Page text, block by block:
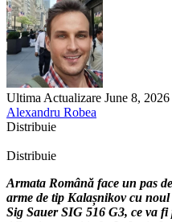
Ultima Actualizare June 8,
Alexandru Robea
Distribuie
Distribuie
Armata Română face un pas
arme de tip Kalașnikov cu
Sig Sauer SIG 516 G3, ce va